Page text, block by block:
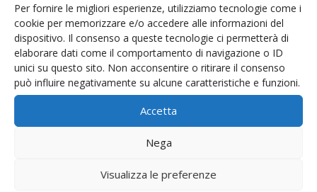
Per fornire le migliori esperienze, utilizziamo tecnologie come i
cookie per memorizzare e/o accedere alle informazioni del
dispositivo. Il consenso a queste tecnologie ci permetterà di
elaborare dati come il comportamento di navigazione o ID
unici su questo sito. Non acconsentire o ritirare il consenso
può influire negativamente su alcune caratteristiche e funzioni.
Accetta
Nega
Visualizza le preferenze
Strada di Cardeto 57, Terni, Italia
T. +39 0744 462402 M. +39 388 9334054
Numero Verde Clienti +39 800129500
E-mail info@bcee.it
Cod. Fiscale P.IVA IT02762930424
Cap. Sociale 500.000,00 euro
REA TR113132